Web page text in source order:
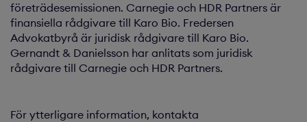
företrädesemissionen. Carnegie och HDR Partners är
finansiella rådgivare till Karo Bio. Fredersen
Advokatbyrå är juridisk rådgivare till Karo Bio.
Gernandt & Danielsson har anlitats som juridisk
rådgivare till Carnegie och HDR Partners.
För ytterligare information, kontakta